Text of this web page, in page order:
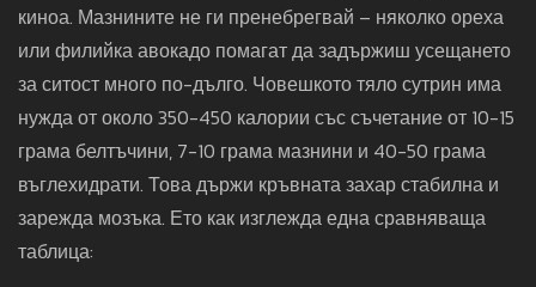
киноа. Мазнините не ги пренебрегвай – няколко ореха
или филийка авокадо помагат да задържиш усещането
за ситост много по-дълго. Човешкото тяло сутрин има
нужда от около 350-450 калории със съчетание от 10-15
грама белтъчини, 7-10 грама мазнини и 40-50 грама
въглехидрати. Това държи кръвната захар стабилна и
зарежда мозъка. Ето как изглежда една сравняваща
таблица: